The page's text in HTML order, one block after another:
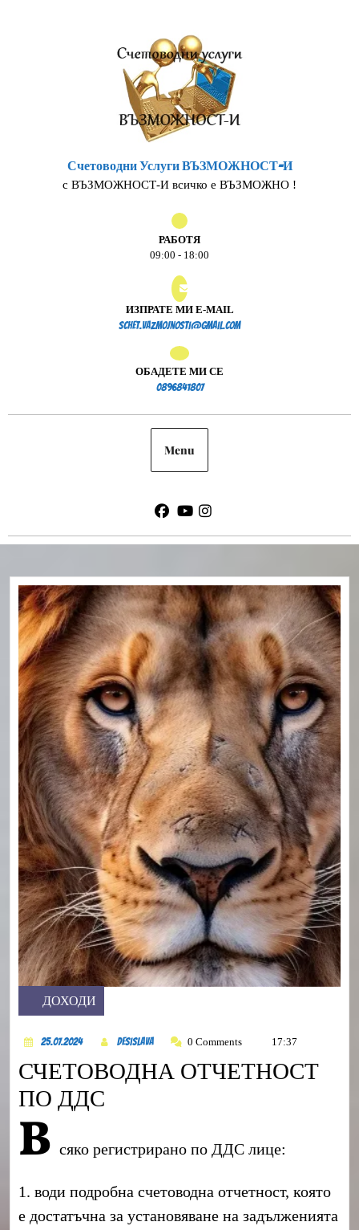
Счетоводни Услуги ВЪЗМОЖНОСТ-И
с ВЪЗМОЖНОСТ-И всичко е ВЪЗМОЖНО !
РАБОТЯ
09:00 - 18:00
ИЗПРАТЕ МИ E-MAIL
schet.vazmojnosti@gmail.com
ОБАДЕТЕ МИ СЕ
08968418070896841807
Menu
Facebook
YoutubeInstagram
ДОХОДИ
25.07.2024
25.07.2024
DesiSlava
DesiSlava
0 Comments 17:37
СЧЕТОВОДНА ОТЧЕТНОСТ
ПО ДДС
В сяко регистрирано по ДДС лице:
1. води подробна счетоводна отчетност, която
е достатъчна за установяване на задълженията